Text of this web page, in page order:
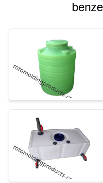
PRIVACY
POLICY